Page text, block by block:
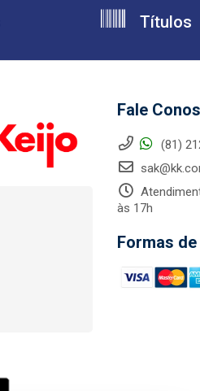
Títulos
Fale
(81)
às 17h
Formas